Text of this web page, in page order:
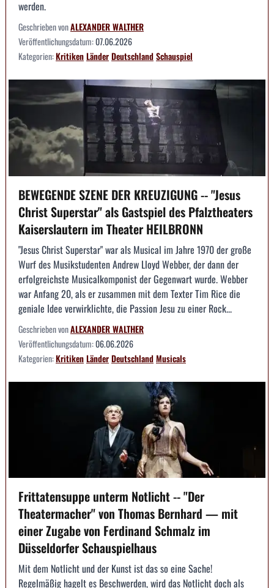
werden.
Geschrieben vonALEXANDER WALTHER
Veröffentlichungsdatum:07.06.2026
Kategorien:KritikenLänderDeutschlandSchauspiel
BEWEGENDE SZENE DER KREUZIGUNG -- "Jesus
Christ Superstar" als Gastspiel des Pfalztheaters
Kaiserslautern im Theater HEILBRONN
"Jesus Christ Superstar" war als Musical im Jahre 1970 der große
Wurf des Musikstudenten Andrew Lloyd Webber, der dann der
erfolgreichste Musicalkomponist der Gegenwart wurde. Webber
war Anfang 20, als er zusammen mit dem Texter Tim Rice die
geniale Idee verwirklichte, die Passion Jesu zu einer Rock...
Geschrieben vonALEXANDER WALTHER
Veröffentlichungsdatum:06.06.2026
Kategorien:KritikenLänderDeutschlandMusicals
Frittatensuppe unterm Notlicht -- "Der
Theatermacher" von Thomas Bernhard — mit
einer Zugabe von Ferdinand Schmalz im
Düsseldorfer Schauspielhaus
Mit dem Notlicht und der Kunst ist das so eine Sache!
Regelmäßig hagelt es Beschwerden, wird das Notlicht doch als